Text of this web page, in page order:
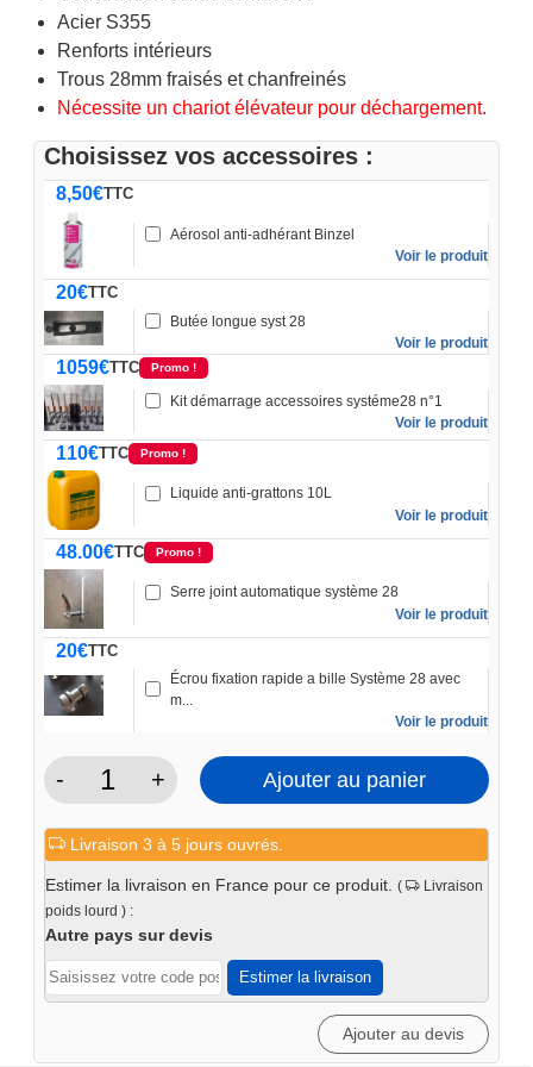
Acier S355
Renforts intérieurs
Trous 28mm fraisés et chanfreinés
Nécessite un chariot élévateur pour déchargement.
Choisissez vos accessoires :
Aérosol anti-adhérant Binzel
Voir le produit
8,50€TTC
Butée longue syst 28
Voir le produit
20€TTC
Kit démarrage accessoires systéme28 n°1
Voir le produit
1059€TTC Promo !
Liquide anti-grattons 10L
Voir le produit
110€TTC Promo !
Serre joint automatique système 28
Voir le produit
48.00€TTC Promo !
Écrou fixation rapide a bille Système 28 avec
m...
Voir le produit
20€TTC
-
quantité
Table
de
soudure
1200x2400x15
système28
Fraisée
+ Ajouter au panier
Livraison 3 à 5 jours ouvrés.
Estimer la livraison en France pour ce produit. (
Livraison
poids lourd ) :
Autre pays sur devis
Estimer la livraison
Ajouter au devis